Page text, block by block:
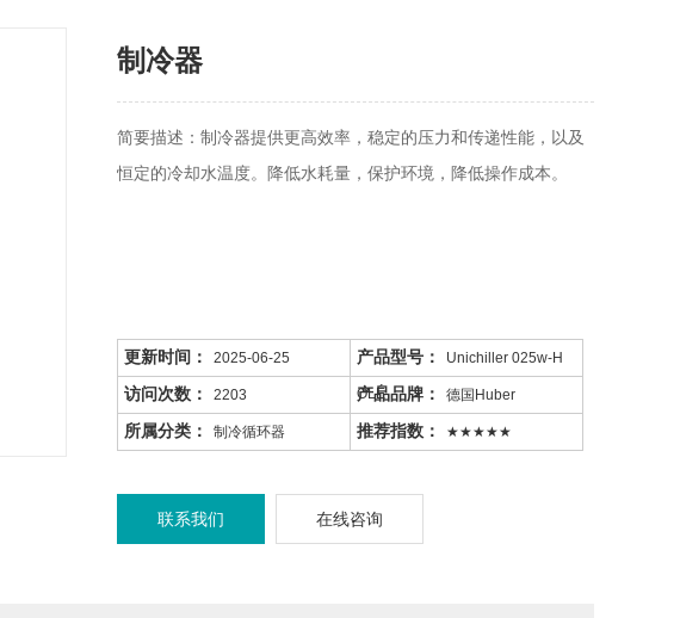
制冷器
简要描述：制冷器提供更高效率，稳定的压力和传递性能，以及
恒定的冷却水温度。降低水耗量，保护环境，降低操作成本。
更新时间： 2025-06-25 产品型号： Unichiller 025w-H
OLÉ
访问次数： 2203 产品品牌： 德国Huber
所属分类： 制冷循环器 推荐指数： ★★★★★
联系我们 在线咨询